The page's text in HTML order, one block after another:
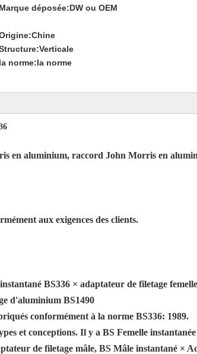
Marque déposée:DW ou OEM
Chine
Verticale
la norme:la norme
en aluminium, raccord John Morris en
aux exigences des clients.
BS336 × adaptateur de filetage
d'aluminium BS1490
conformément à la norme BS336: 1989.
et conceptions. Il y a BS Femelle
de filetage mâle, BS Mâle instantané ×